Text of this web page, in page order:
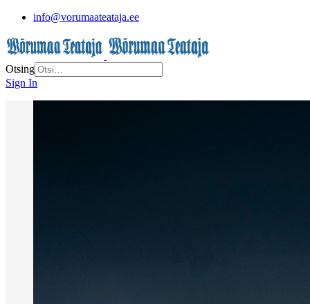
info@vorumaateataja.ee
Otsing
Sign In